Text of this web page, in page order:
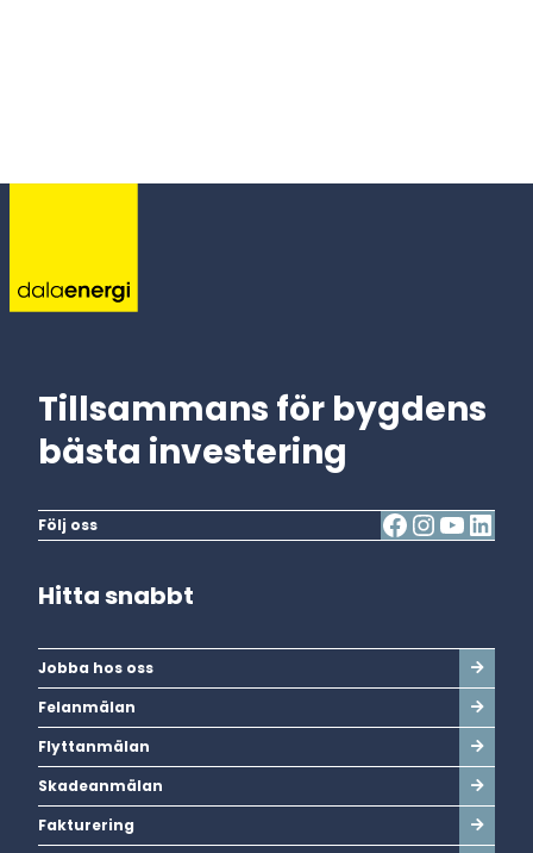
Tillsammans för bygdens
bästa investering
Följ oss
Hitta snabbt
Jobba hos oss
Felanmälan
Flyttanmälan
Skadeanmälan
Fakturering